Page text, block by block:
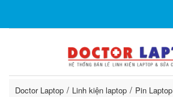
Doctor Laptop Linh kiện laptop Pin Laptop